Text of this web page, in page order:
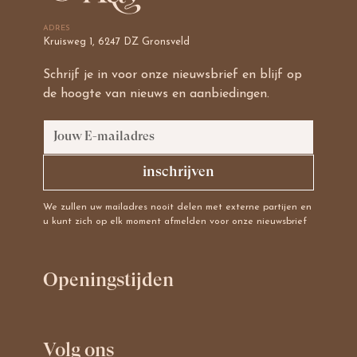
ADRES
Kruisweg 1, 6247 DZ Gronsveld
Schrijf je in voor onze nieuwsbrief en blijf op
de hoogte van nieuws en aanbiedingen.
We zullen uw mailadres nooit delen met externe partijen en
u kunt zich op elk moment afmelden voor onze nieuwsbrief
Openingstijden
Volg ons